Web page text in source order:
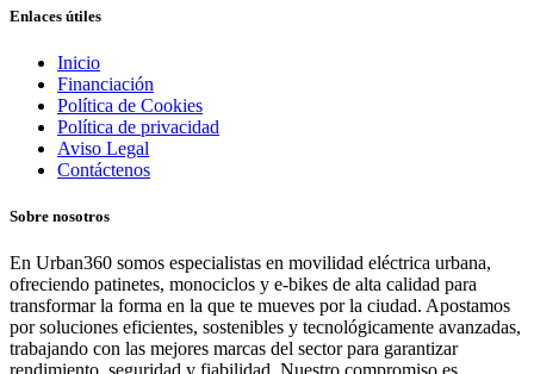
Enlaces útiles
Inicio
Financiación
Política de Cookies
Política de privacidad
Aviso Legal
Contáctenos
Sobre nosotros
En Urban360 somos especialistas en movilidad eléctrica urbana,
ofreciendo patinetes, monociclos y e-bikes de alta calidad para
transformar la forma en la que te mueves por la ciudad. Apostamos
por soluciones eficientes, sostenibles y tecnológicamente avanzadas,
trabajando con las mejores marcas del sector para garantizar